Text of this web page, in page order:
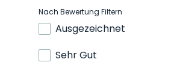
Nach Bewertung Filtern
Ausgezeichnet
Sehr Gut